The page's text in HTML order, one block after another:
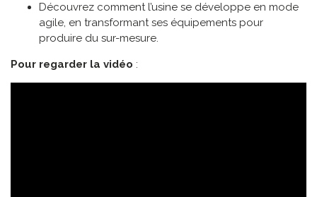
Découvrez comment l’usine se développe en mode
agile, en transformant ses équipements pour
produire du sur-mesure.
Pour regarder la vidéo :